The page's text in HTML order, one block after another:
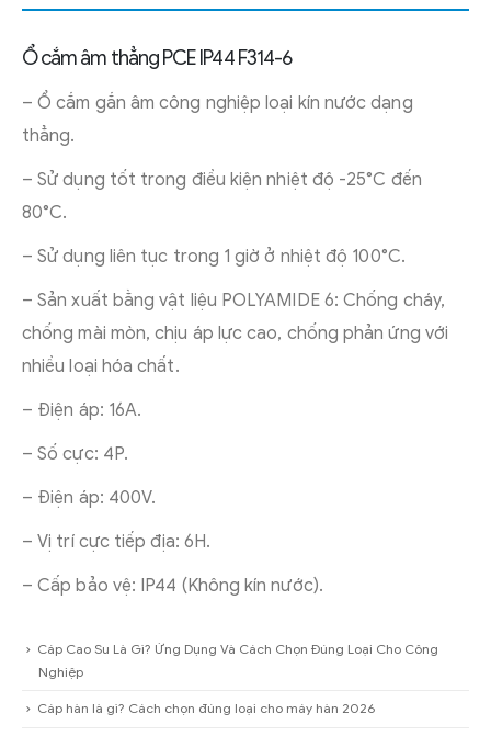
Ổ cắm âm thẳng PCE IP44 F314-6
– Ổ cắm gắn âm công nghiệp loại kín nước dạng
thẳng.
– Sử dụng tốt trong điều kiện nhiệt độ -25°C đến
80°C.
– Sử dụng liên tục trong 1 giờ ở nhiệt độ 100°C.
– Sản xuất bằng vật liệu POLYAMIDE 6: Chống cháy,
chống mài mòn, chịu áp lực cao, chống phản ứng với
nhiều loại hóa chất.
– Điện áp: 16A.
– Số cực: 4P.
– Điện áp: 400V.
– Vị trí cực tiếp địa: 6H.
– Cấp bảo vệ: IP44 (Không kín nước).
Cáp Cao Su Là Gì? Ứng Dụng Và Cách Chọn Đúng Loại Cho Công
Nghiệp
Cáp hàn là gì? Cách chọn đúng loại cho máy hàn 2026